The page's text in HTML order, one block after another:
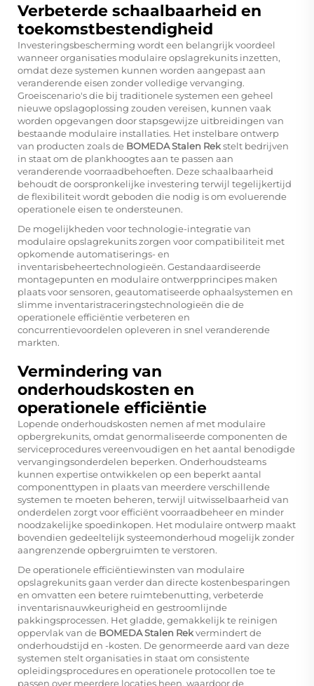
Verbeterde schaalbaarheid en
toekomstbestendigheid
Investeringsbescherming wordt een belangrijk voordeel
wanneer organisaties modulaire opslagrekunits inzetten,
omdat deze systemen kunnen worden aangepast aan
veranderende eisen zonder volledige vervanging.
Groeiscenario's die bij traditionele systemen een geheel
nieuwe opslagoplossing zouden vereisen, kunnen vaak
worden opgevangen door stapsgewijze uitbreidingen van
bestaande modulaire installaties. Het instelbare ontwerp
van producten zoals de BOMEDA Stalen Rekstelt bedrijven
in staat om de plankhoogtes aan te passen aan
veranderende voorraadbehoeften. Deze schaalbaarheid
behoudt de oorspronkelijke investering terwijl tegelijkertijd
de flexibiliteit wordt geboden die nodig is om evoluerende
operationele eisen te ondersteunen.
De mogelijkheden voor technologie-integratie van
modulaire opslagrekunits zorgen voor compatibiliteit met
opkomende automatiserings- en
inventarisbeheertechnologieën. Gestandaardiseerde
montagepunten en modulaire ontwerpprincipes maken
plaats voor sensoren, geautomatiseerde ophaalsystemen en
slimme inventaristraceringstechnologieën die de
operationele efficiëntie verbeteren en
concurrentievoordelen opleveren in snel veranderende
markten.
Vermindering van
onderhoudskosten en
operationele efficiëntie
Lopende onderhoudskosten nemen af met modulaire
opbergrekunits, omdat genormaliseerde componenten de
serviceprocedures vereenvoudigen en het aantal benodigde
vervangingsonderdelen beperken. Onderhoudsteams
kunnen expertise ontwikkelen op een beperkt aantal
componenttypen in plaats van meerdere verschillende
systemen te moeten beheren, terwijl uitwisselbaarheid van
onderdelen zorgt voor efficiënt voorraadbeheer en minder
noodzakelijke spoedinkopen. Het modulaire ontwerp maakt
bovendien gedeeltelijk systeemonderhoud mogelijk zonder
aangrenzende opbergruimten te verstoren.
De operationele efficiëntiewinsten van modulaire
opslagrekunits gaan verder dan directe kostenbesparingen
en omvatten een betere ruimtebenutting, verbeterde
inventarisnauwkeurigheid en gestroomlijnde
pakkingsprocessen. Het gladde, gemakkelijk te reinigen
oppervlak van de BOMEDA Stalen Rekvermindert de
onderhoudstijd en -kosten. De genormeerde aard van deze
systemen stelt organisaties in staat om consistente
opleidingsprocedures en operationele protocollen toe te
passen over meerdere locaties heen, waardoor de